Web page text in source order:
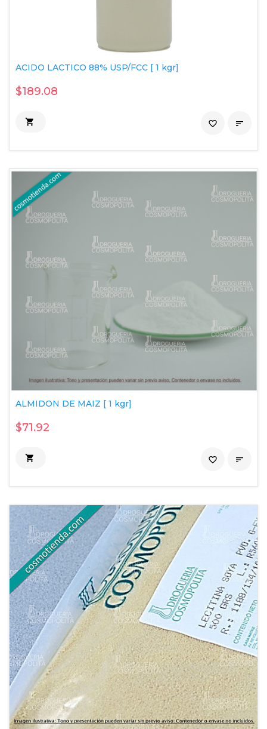
ACIDO LACTICO 88% USP/FCC [ 1 kgr]
$189.08
 
favorite_border
ALMIDON DE MAIZ [ 1 kgr]
$71.92
 
favorite_border